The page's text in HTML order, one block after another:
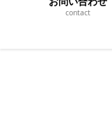
contact